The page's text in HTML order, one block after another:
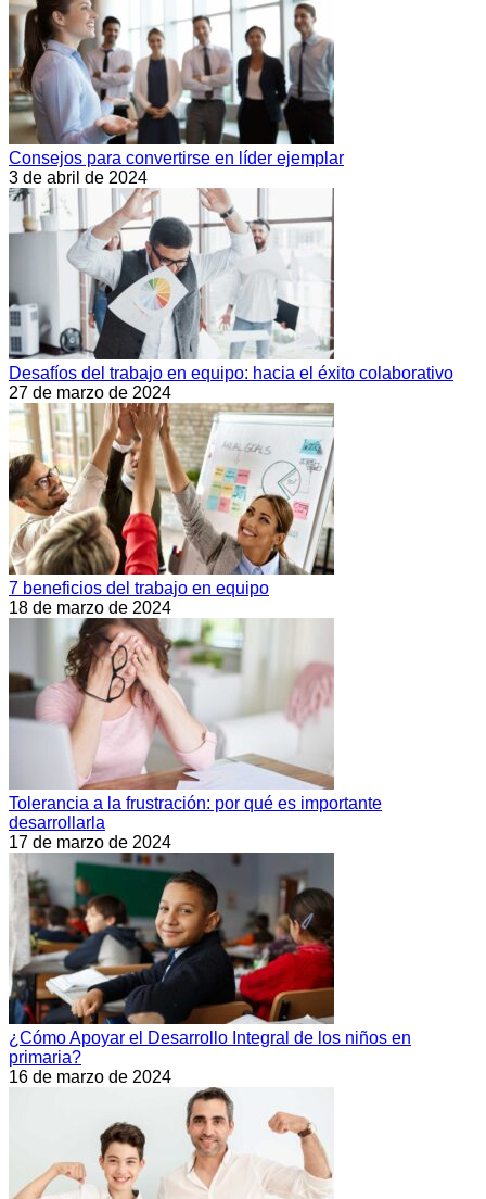
Consejos para convertirse en líder ejemplar
3 de abril de 2024
Desafíos del trabajo en equipo: hacia el éxito colaborativo
27 de marzo de 2024
7 beneficios del trabajo en equipo
18 de marzo de 2024
Tolerancia a la frustración: por qué es importante
desarrollarla
17 de marzo de 2024
¿Cómo Apoyar el Desarrollo Integral de los niños en
primaria?
16 de marzo de 2024